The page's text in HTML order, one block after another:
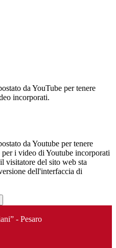
da YouTube per tenere
incorporati.
da Youtube per tenere
i video di Youtube incorporati
visitatore del sito web sta
dell'interfaccia di
- Pesaro